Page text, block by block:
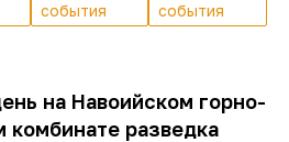
события
события
на Навоийском горно-
комбинате разведка